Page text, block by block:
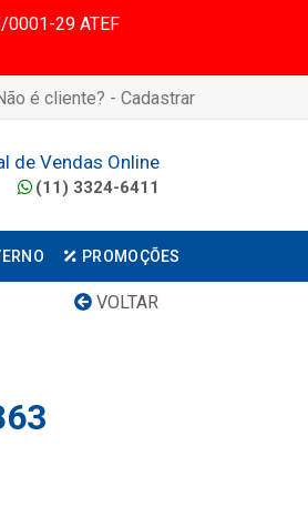
0001-29 ATEF
é cliente? - Cadastrar
de Vendas Online
(11) 3324-6411
PROMOÇÕES
VOLTAR